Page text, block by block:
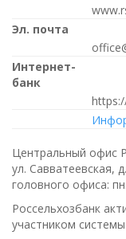
Эл. почта
Интернет-
банк
Центральный офис
ул. Савватеевская,
головного офиса:
Россельхозбанк
участником